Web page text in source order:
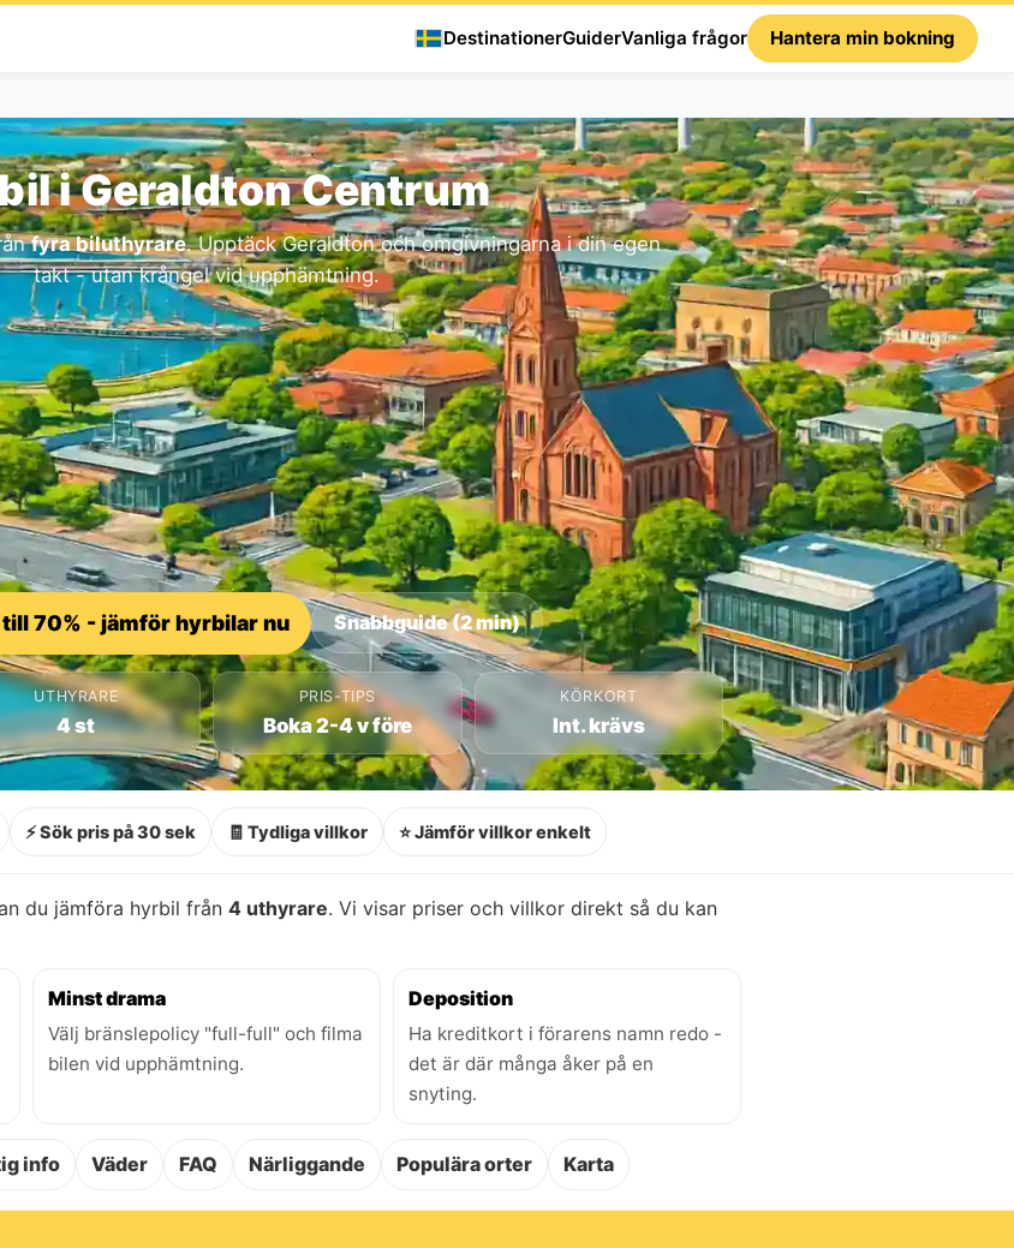
DestinationerGuiderVanliga frågor Hantera min bokning
i Geraldton Centrum
fyra biluthyrare. Upptäck Geraldton och omgivningarna i din egen
takt - utan krångel vid upphämtning.
till 70% - jämför hyrbilar nu Snabbguide (2 min)
UTHYRARE
4 st
PRIS-TIPS
Boka 2-4 v före
KÖRKORT
Int. krävs
⚡ Sök pris på 30 sek 🧾 Tydliga villkor ⭐ Jämför villkor enkelt
du jämföra hyrbil från 4 uthyrare. Vi visar priser och villkor direkt så du kan
Minst drama
Välj bränslepolicy "full-full" och filma
bilen vid upphämtning.
Deposition
Ha kreditkort i förarens namn redo -
det är där många åker på en
snyting.
info Väder FAQ Närliggande Populära orter Karta